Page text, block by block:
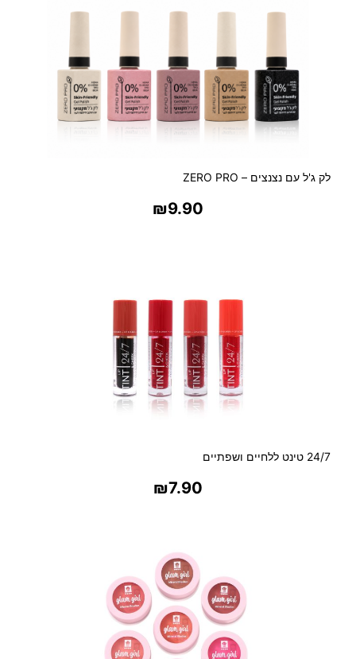
לק ג'ל עם נצנצים – ZERO PRO
₪9.90
24/7 טינט ללחיים ושפתיים
₪7.90